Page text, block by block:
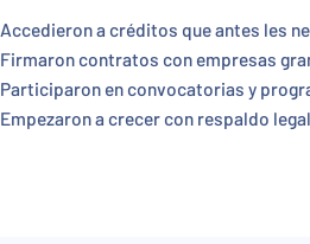
Accedieron a créditos que antes les
Firmaron contratos con empresas
Participaron en convocatorias y
Empezaron a crecer con respaldo